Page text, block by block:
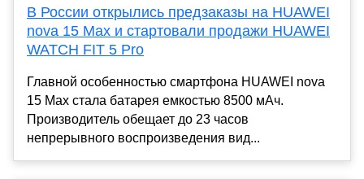
В России открылись предзаказы на HUAWEI
nova 15 Max и стартовали продажи HUAWEI
WATCH FIT 5 Pro
Главной особенностью смартфона HUAWEI nova
15 Max стала батарея емкостью 8500 мАч.
Производитель обещает до 23 часов
непрерывного воспроизведения вид...